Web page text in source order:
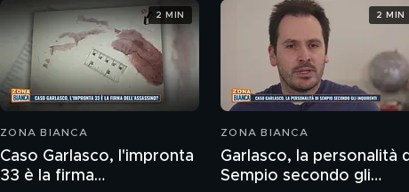
ZONA BIANCA
Caso Garlasco, l'impronta
33 è la firma
2 MIN
ZONA BIANCA
Garlasco, la personalità
Sempio secondo gli
2 MIN